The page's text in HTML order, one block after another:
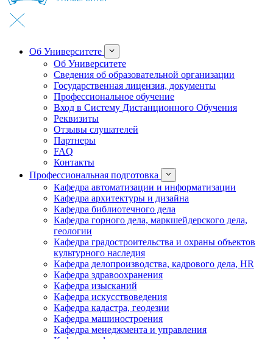
Об Университете
Об Университете
Сведения об образовательной организации
Государственная лицензия, документы
Профессиональное обучение
Вход в Систему Дистанционного Обучения
Реквизиты
Отзывы слушателей
Партнеры
FAQ
Контакты
Профессиональная подготовка
Кафедра автоматизации и информатизации
Кафедра архитектуры и дизайна
Кафедра библиотечного дела
Кафедра горного дела, маркшейдерского дела,
геологии
Кафедра градостроительства и охраны объектов
культурного наследия
Кафедра делопроизводства, кадрового дела, HR
Кафедра здравоохранения
Кафедра изысканий
Кафедра искусствоведения
Кафедра кадастра, геодезии
Кафедра машиностроения
Кафедра менеджмента и управления